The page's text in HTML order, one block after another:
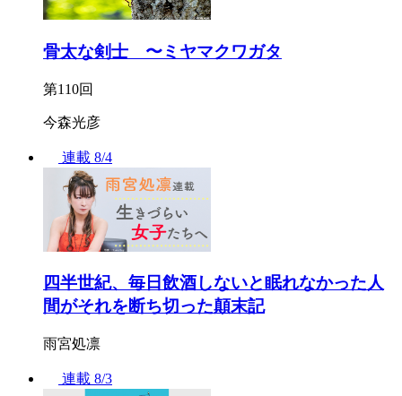
骨太な剣士 〜ミヤマクワガタ
第110回
今森光彦
連載 8/4
四半世紀、毎日飲酒しないと眠れなかった人
間がそれを断ち切った顛末記
雨宮処凛
連載 8/3